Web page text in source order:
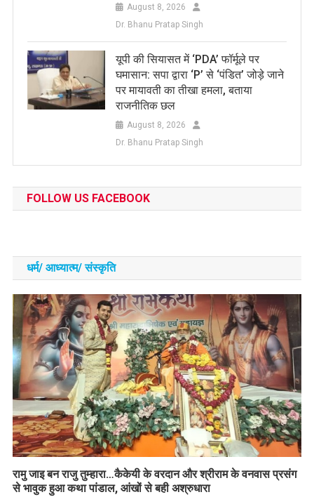
August 8, 2026
Dr. Bhanu Pratap Singh
यूपी की सियासत में ‘PDA’ फॉर्मूले पर
घमासान: सपा द्वारा ‘P’ से ‘पंडित’ जोड़े जाने
पर मायावती का तीखा हमला, बताया
राजनीतिक छल
August 8, 2026
Dr. Bhanu Pratap Singh
FOLLOW US FACEBOOK
धर्म/ आध्‍यात्‍म/ संस्‍कृति
रामु जाइ बन राजु तुम्हारा…कैकेयी के वरदान और श्रीराम के वनवास प्रसंग
से भावुक हुआ कथा पांडाल, आंखों से बही अश्रुधारा